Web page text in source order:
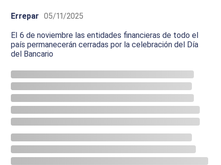
Errepar 05/11/2025
El 6 de noviembre las entidades financieras de todo el
país permanecerán cerradas por la celebración del Día
del Bancario